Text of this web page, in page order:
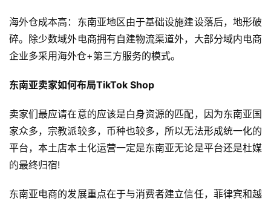
海外仓成本高：东南亚地区由于基础设施建设落后，地形破
碎。除少数域外电商拥有自建物流渠道外，大部分域内电商
企业多采用海外仓+第三方服务的模式。
东南亚卖家如何布局TikTok Shop
卖家们最应请在意的应该是白身资源的匹配，因为东南亚国
家众多，宗教派较多，币种也较多，所以无法形成统一化的
平台，本土店本土化运营一定是东南亚无论是平台还是杜媒
的最终归宿!
东南亚电商的发展重点在于与消费者建立信任，菲律宾和越